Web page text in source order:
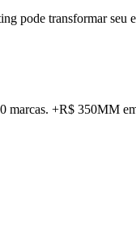
pode transformar seu
marcas. +R$ 350MM